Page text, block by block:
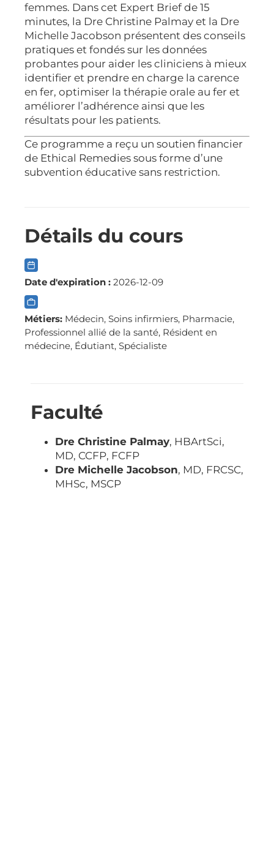
femmes. Dans cet Expert Brief de 15
minutes, la Dre Christine Palmay et la Dre
Michelle Jacobson présentent des conseils
pratiques et fondés sur les données
probantes pour aider les cliniciens à mieux
identifier et prendre en charge la carence
en fer, optimiser la thérapie orale au fer et
améliorer l’adhérence ainsi que les
résultats pour les patients.
Ce programme a reçu un soutien financier
de Ethical Remedies sous forme d’une
subvention éducative sans restriction.
Détails du cours
Date d'expiration : 2026-12-09
Métiers: Médecin, Soins infirmiers, Pharmacie,
Professionnel allié de la santé, Résident en
médecine, Édutiant, Spécialiste
Faculté
Dre Christine Palmay, HBArtSci,
MD, CCFP, FCFP
Dre Michelle Jacobson, MD, FRCSC,
MHSc, MSCP